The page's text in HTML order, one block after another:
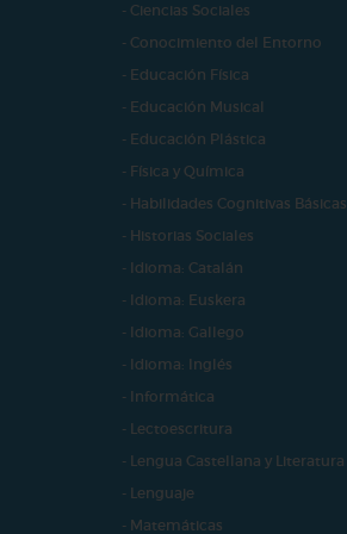
- Ciencias Sociales
- Conocimiento del Entorno
- Educación Física
- Educación Musical
- Educación Plástica
- Física y Química
- Habilidades Cognitivas Básicas
- Historias Sociales
- Idioma: Catalán
- Idioma: Euskera
- Idioma: Gallego
- Idioma: Inglés
- Informática
- Lectoescritura
- Lengua Castellana y Literatura
- Lenguaje
- Matemáticas